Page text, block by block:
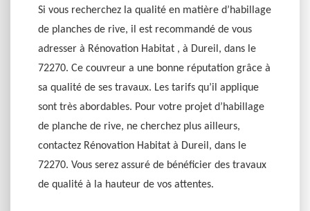
Si vous recherchez la qualité en matière d’habillage
de planches de rive, il est recommandé de vous
adresser à Rénovation Habitat , à Dureil, dans le
72270. Ce couvreur a une bonne réputation grâce à
sa qualité de ses travaux. Les tarifs qu’il applique
sont très abordables. Pour votre projet d’habillage
de planche de rive, ne cherchez plus ailleurs,
contactez Rénovation Habitat à Dureil, dans le
72270. Vous serez assuré de bénéficier des travaux
de qualité à la hauteur de vos attentes.